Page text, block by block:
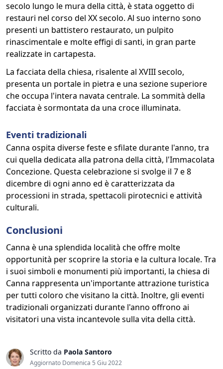
secolo lungo le mura della città, è stata oggetto di
restauri nel corso del XX secolo. Al suo interno sono
presenti un battistero restaurato, un pulpito
rinascimentale e molte effigi di santi, in gran parte
realizzate in cartapesta.
La facciata della chiesa, risalente al XVIII secolo,
presenta un portale in pietra e una sezione superiore
che occupa l'intera navata centrale. La sommità della
facciata è sormontata da una croce illuminata.
Eventi tradizionali
Canna ospita diverse feste e sfilate durante l'anno, tra
cui quella dedicata alla patrona della città, l'Immacolata
Concezione. Questa celebrazione si svolge il 7 e 8
dicembre di ogni anno ed è caratterizzata da
processioni in strada, spettacoli pirotecnici e attività
culturali.
Conclusioni
Canna è una splendida località che offre molte
opportunità per scoprire la storia e la cultura locale. Tra
i suoi simboli e monumenti più importanti, la chiesa di
Canna rappresenta un'importante attrazione turistica
per tutti coloro che visitano la città. Inoltre, gli eventi
tradizionali organizzati durante l'anno offrono ai
visitatori una vista incantevole sulla vita della città.
Scritto da Paola Santoro
Aggiornato Domenica 5 Giu 2022